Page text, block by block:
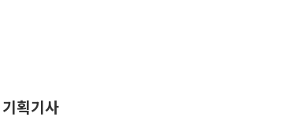
기획기사